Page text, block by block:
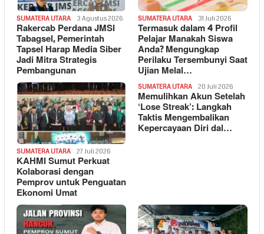
SUMATERA UTARA 3 Agustus 2026
Rakercab Perdana JMSI
Tabagsel, Pemerintah
Tapsel Harap Media Siber
Jadi Mitra Strategis
Pembangunan
SUMATERA UTARA 31 Juli 2026
Termasuk dalam 4 Profil
Pelajar Manakah Siswa
Anda? Mengungkap
Perilaku Tersembunyi Saat
Ujian Melal…
SUMATERA UTARA 27 Juli 2026
KAHMI Sumut Perkuat
Kolaborasi dengan
Pemprov untuk Penguatan
Ekonomi Umat
SUMATERA UTARA 20 Juli 2026
Memulihkan Akun Setelah
‘Lose Streak’: Langkah
Taktis Mengembalikan
Kepercayaan Diri dal…